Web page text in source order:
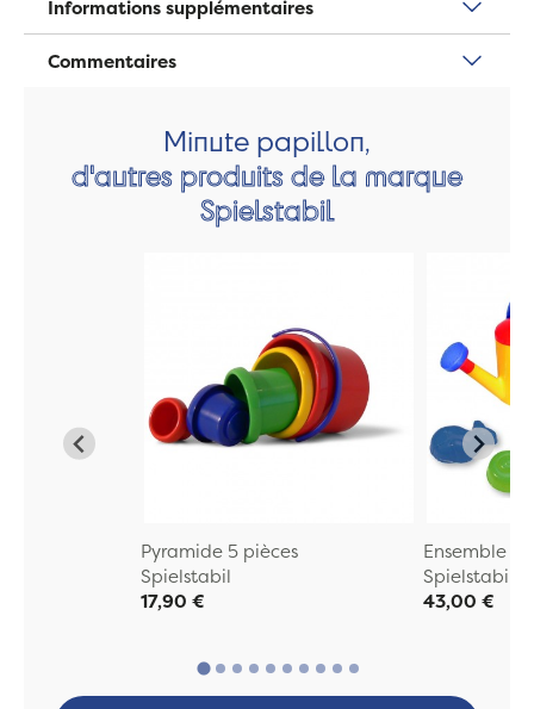
Informations supplémentaires
Commentaires
Minute papillon,
d'autres produits de la marque
Spielstabil
Pyramide 5 pièces
Spielstabil
17,90 €
Ensemble
Spielstabil
43,00 €